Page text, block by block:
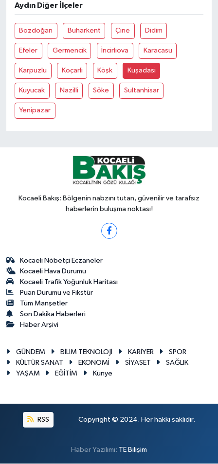
Aydın Diğer İlçeler
Bozdoğan Buharkent Çine Didim
Efeler Germencik İncirliova Karacasu
Karpuzlu Koçarli Köşk Kuşadasi
Kuyucak Nazilli Söke Sultanhisar
Yenipazar
Kocaeli Bakış: Bölgenin nabzını tutan, güvenilir ve tarafsız
haberlerin buluşma noktası!
Kocaeli Nöbetçi Eczaneler
Kocaeli Hava Durumu
Kocaeli Trafik Yoğunluk Haritası
Puan Durumu ve Fikstür
Tüm Manşetler
Son Dakika Haberleri
Haber Arşivi
GÜNDEM BİLİM TEKNOLOJİ KARİYER
SPOR
KÜLTÜR SANAT
EKONOMİ SİYASET
SAĞLIK
YAŞAM
EĞİTİM Künye
RSS Copyright © 2024. Her hakkı saklıdır.
Haber Yazılımı: TE Bilişim